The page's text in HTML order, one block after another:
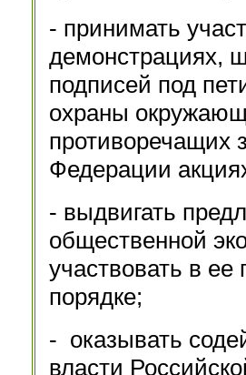
- принимать
демонстрациях,
подписей под
охраны
противоречащих
Федерации
- выдвигать
общественной
участвовать в
порядке;
- оказывать
власти